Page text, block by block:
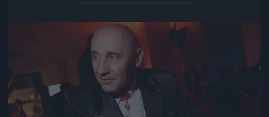
Jön még kép!